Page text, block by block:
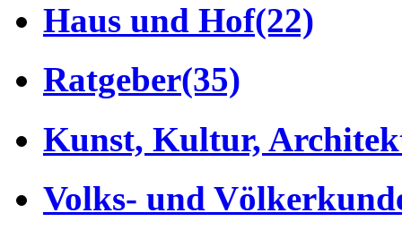
Haus und Hof(22)
Ratgeber(35)
Kunst, Kultur,
Volks- und